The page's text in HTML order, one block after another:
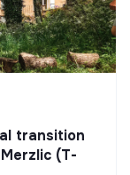
transition
(T-